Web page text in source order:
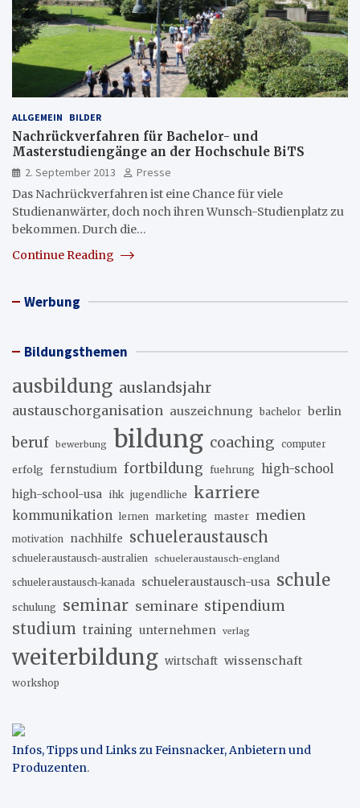
ALLGEMEIN BILDER
Nachrückverfahren für Bachelor- und
Masterstudiengänge an der Hochschule BiTS
2. September 2013
Presse
Das Nachrückverfahren ist eine Chance für viele
Studienanwärter, doch noch ihren Wunsch-Studienplatz zu
bekommen. Durch die…
Continue Reading
Werbung
Bildungsthemen
ausbildung auslandsjahr
austauschorganisation auszeichnung bachelor berlin
beruf bewerbung bildung coaching computer
erfolg fernstudium fortbildung fuehrung high-school
high-school-usa ihk jugendliche karriere
kommunikation lernen marketing master medien
motivation nachhilfe schueleraustausch
schueleraustausch-australien schueleraustausch-england
schueleraustausch-kanada schueleraustausch-usa schule
schulung seminar seminare stipendium
studium training unternehmen verlag
weiterbildung wirtschaft wissenschaft
workshop
Infos, Tipps und Links zu Feinsnacker, Anbietern und
Produzenten.